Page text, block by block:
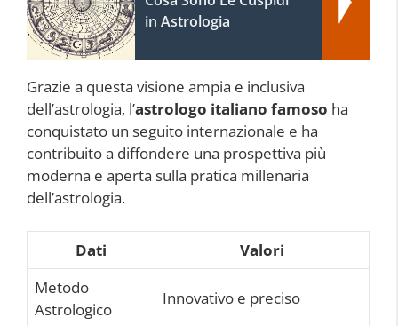
in Astrologia
Grazie a questa visione ampia e inclusiva
dell’astrologia, l’astrologo italiano famoso ha
conquistato un seguito internazionale e ha
contribuito a diffondere una prospettiva più
moderna e aperta sulla pratica millenaria
dell’astrologia.
Dati
Valori
Metodo
Astrologico
Innovativo e preciso